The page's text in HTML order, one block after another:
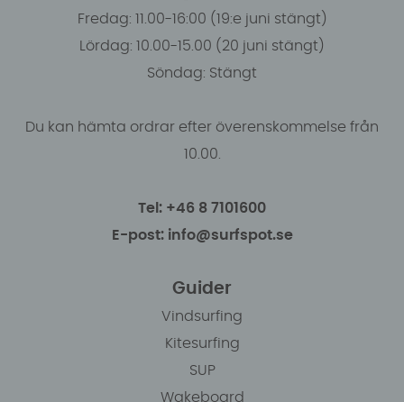
Fredag: 11.00-16:00 (19:e juni stängt)
Lördag: 10.00-15.00 (20 juni stängt)
Söndag: Stängt
Du kan hämta ordrar efter överenskommelse från
10.00.
Tel: +46 8 7101600
E-post: info@surfspot.se
Guider
Vindsurfing
Kitesurfing
SUP
Wakeboard